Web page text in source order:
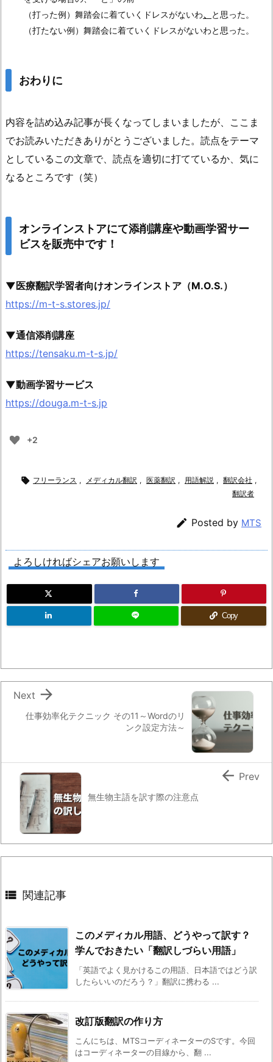
（打った例）舞踏会に着ていくドレスがないわ、
と思った。
（打たない例）舞踏会に着ていくドレスがないわと思った。
おわりに
内容を詰め込み記事が長くなってしまいましたが、ここま
でお読みいただきありがとうございました。読点をテーマ
としているこの文章で、読点を適切に打てているか、気に
なるところです（笑）
オンラインストアにて添削講座や動画学習サー
ビスを販売中です！
▼医療翻訳学習者向けオンラインストア（M.O.S.）
https://m-t-s.stores.jp/
▼通信添削講座
https://tensaku.m-t-s.jp/
▼動画学習サービス
https://douga.m-t-s.jp
+2
 フリーランス , メディカル翻訳 , 医薬翻訳 , 用語解説 , 翻訳会社 ,
翻訳者
 Posted by MTS
よろしければシェアお願いします
Copy
仕事効率化テクニック その11～Wordのリ
ンク設定方法～

Next
無生物主語を訳す際の注意点
 Prev
 関連記事
このメディカル用語、どうやって訳す？
学んでおきたい「翻訳しづらい用語」
「英語でよく見かけるこの用語、日本語ではどう訳
したらいいのだろう？」翻訳に携わる ...
改訂版翻訳の作り方
こんにちは、MTSコーディネーターのSです。今回
はコーディネーターの目線から、翻 ...